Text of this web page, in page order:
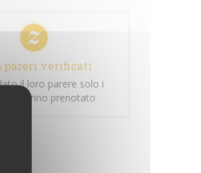
pareri verificati
il loro parere solo i
che hanno prenotato